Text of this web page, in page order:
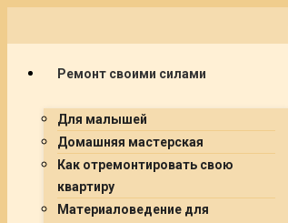
Ремонт своими силами
Для малышей
Домашняя мастерская
Как отремонтировать свою
квартиру
Материаловедение для